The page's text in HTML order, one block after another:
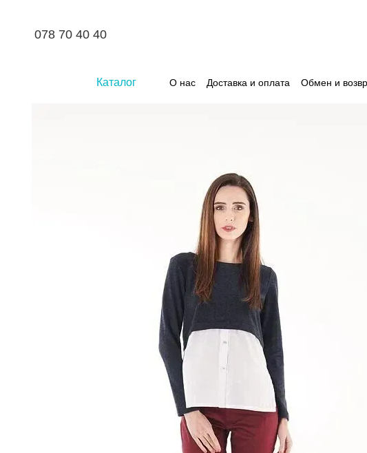
078 70 40 40
Каталог О нас Доставка и оплата Обмен и